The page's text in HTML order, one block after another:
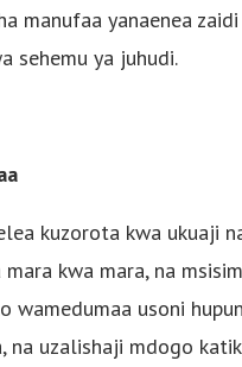
manufaa yanaenea
sehemu ya juhudi.
kuzorota kwa ukuaji
kwa mara, na
wamedumaa usoni
na uzalishaji mdogo